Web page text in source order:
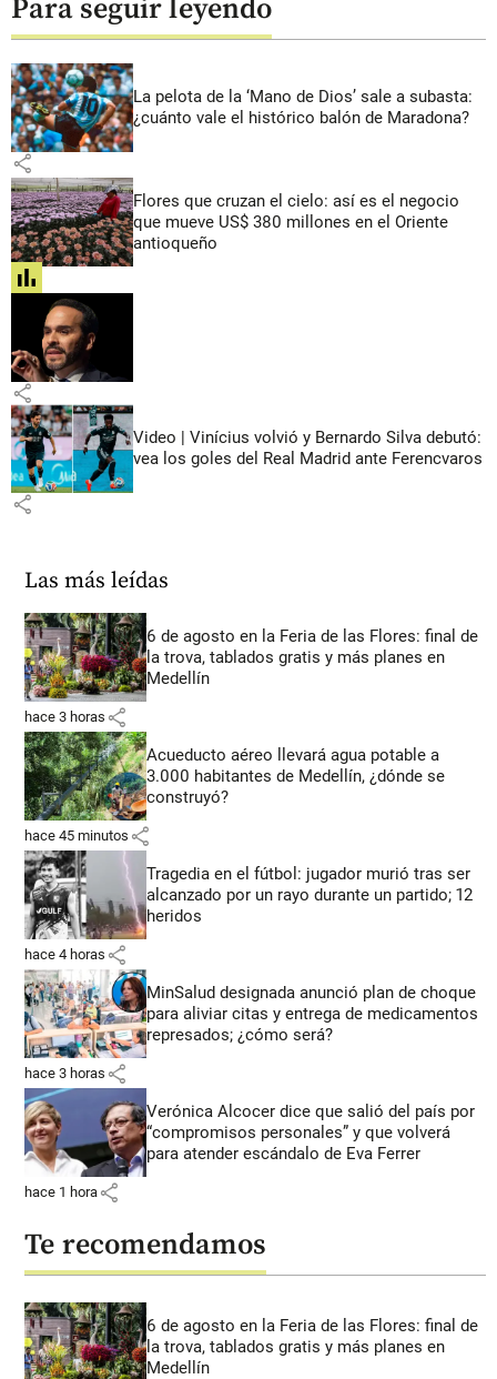
Para seguir leyendo
La pelota de la ‘Mano de Dios’ sale a subasta:
¿cuánto vale el histórico balón de Maradona?
share
Flores que cruzan el cielo: así es el negocio
que mueve US$ 380 millones en el Oriente
antioqueño
share
share
Video | Vinícius volvió y Bernardo Silva debutó:
vea los goles del Real Madrid ante Ferencvaros
share
Las más leídas
6 de agosto en la Feria de las Flores: final de
la trova, tablados gratis y más planes en
Medellín
hace 3 horas share
Acueducto aéreo llevará agua potable a
3.000 habitantes de Medellín, ¿dónde se
construyó?
hace 45 minutos share
Tragedia en el fútbol: jugador murió tras ser
alcanzado por un rayo durante un partido; 12
heridos
hace 4 horas share
MinSalud designada anunció plan de choque
para aliviar citas y entrega de medicamentos
represados; ¿cómo será?
hace 3 horas share
Verónica Alcocer dice que salió del país por
“compromisos personales” y que volverá
para atender escándalo de Eva Ferrer
hace 1 hora share
Te recomendamos
6 de agosto en la Feria de las Flores: final de
la trova, tablados gratis y más planes en
Medellín